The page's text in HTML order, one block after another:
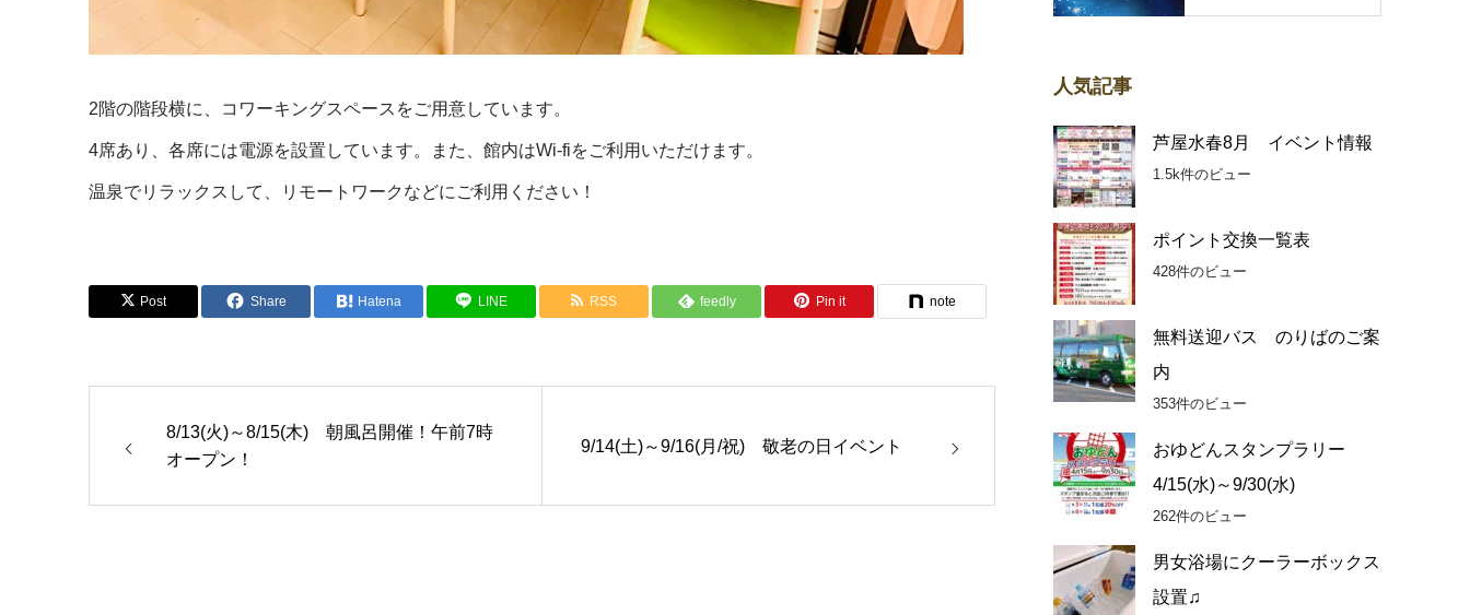
2階の階段横に、コワーキングスペースをご用意しています。
4席あり、各席には電源を設置しています。また、館内はWi-fiをご利用いただけます。
温泉でリラックスして、リモートワークなどにご利用ください！
Post Share Hatena LINE RSS feedly Pin it note
8/13(火)～8/15(木) 朝風呂開催！午前7時
オープン！
9/14(土)～9/16(月/祝) 敬老の日イベント
人気記事
芦屋水春8月 イベント情報
1.5k件のビュー
ポイント交換一覧表
428件のビュー
無料送迎バス のりばのご案
内
353件のビュー
おゆどんスタンプラリー
4/15(水)～9/30(水)
262件のビュー
男女浴場にクーラーボックス
設置♫